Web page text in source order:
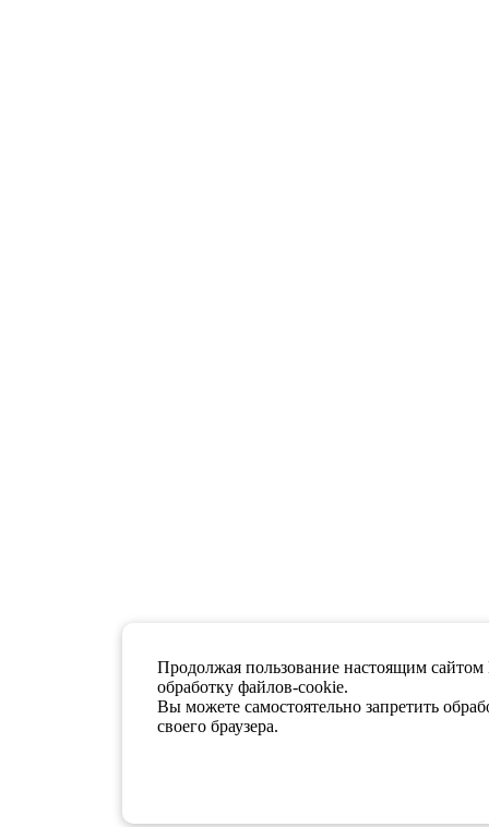
Продолжая пользование настоящим
обработку файлов-cookie.
Вы можете самостоятельно запретить
своего браузера.